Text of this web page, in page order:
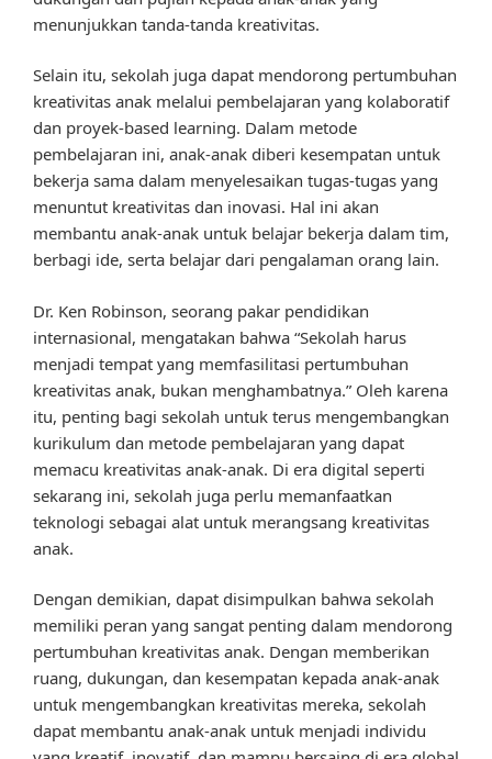
menunjukkan tanda-tanda kreativitas.
Selain itu, sekolah juga dapat mendorong pertumbuhan
kreativitas anak melalui pembelajaran yang kolaboratif
dan proyek-based learning. Dalam metode
pembelajaran ini, anak-anak diberi kesempatan untuk
bekerja sama dalam menyelesaikan tugas-tugas yang
menuntut kreativitas dan inovasi. Hal ini akan
membantu anak-anak untuk belajar bekerja dalam tim,
berbagi ide, serta belajar dari pengalaman orang lain.
Dr. Ken Robinson, seorang pakar pendidikan
internasional, mengatakan bahwa “Sekolah harus
menjadi tempat yang memfasilitasi pertumbuhan
kreativitas anak, bukan menghambatnya.” Oleh karena
itu, penting bagi sekolah untuk terus mengembangkan
kurikulum dan metode pembelajaran yang dapat
memacu kreativitas anak-anak. Di era digital seperti
sekarang ini, sekolah juga perlu memanfaatkan
teknologi sebagai alat untuk merangsang kreativitas
anak.
Dengan demikian, dapat disimpulkan bahwa sekolah
memiliki peran yang sangat penting dalam mendorong
pertumbuhan kreativitas anak. Dengan memberikan
ruang, dukungan, dan kesempatan kepada anak-anak
untuk mengembangkan kreativitas mereka, sekolah
dapat membantu anak-anak untuk menjadi individu